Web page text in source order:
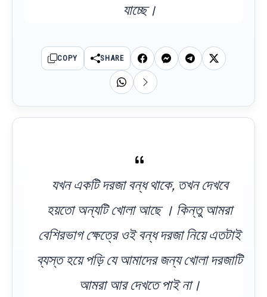
যাচ্ছে।
COPY SHARE
যখন একটি দরজা বন্ধ থাকে, তখন দেখবে
হয়তো অন্যটি খোলা আছে । কিন্তু আমরা
বেশিরভাগ ক্ষেত্রে ওই বন্ধ দরজা নিয়ে এতটাই
ব্যস্ত হয়ে পড়ি যে আমাদের জন্য খোলা দরজাটি
আমরা আর দেখতে পাই না।